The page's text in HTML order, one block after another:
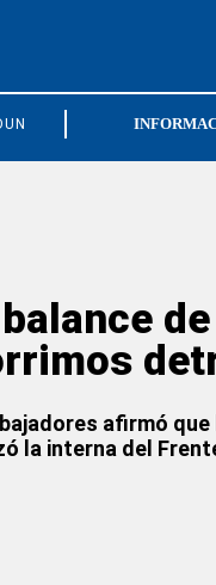
SOECRA
afirmó
la interna del